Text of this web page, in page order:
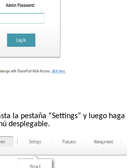
la pestaña “Settings” y luego haga
desplegable.